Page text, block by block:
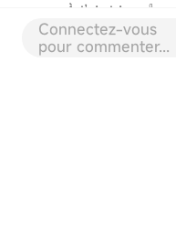
À l’air bien 👍
25-5-2026
Connectez-vous
pour commenter...